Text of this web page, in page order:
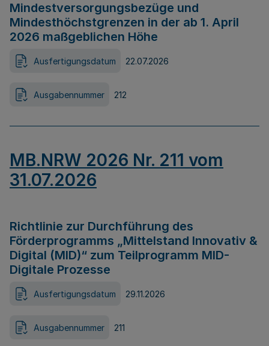
Mindestversorgungsbezüge und
Mindesthöchstgrenzen in der ab 1. April
2026 maßgeblichen Höhe
Ausfertigungsdatum 22.07.2026
Ausgabennummer 212
MB.NRW 2026 Nr. 211 vom
31.07.2026
Richtlinie zur Durchführung des
Förderprogramms „Mittelstand Innovativ &
Digital (MID)“ zum Teilprogramm MID-
Digitale Prozesse
Ausfertigungsdatum 29.11.2026
Ausgabennummer 211